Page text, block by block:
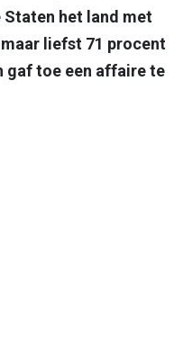
Staten het land met
liefst 71 procent
gaf toe een affaire te